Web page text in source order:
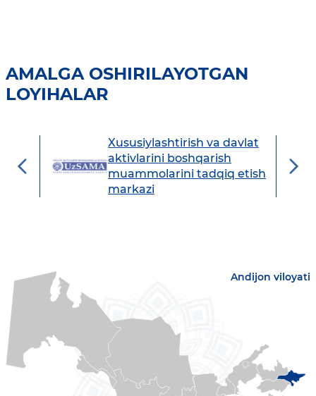
AMALGA OSHIRILAYOTGAN
LOYIHALAR
Xususiylashtirish va davlat
aktivlarini boshqarish
muammolarini tadqiq etish
markazi
Andijon viloyati